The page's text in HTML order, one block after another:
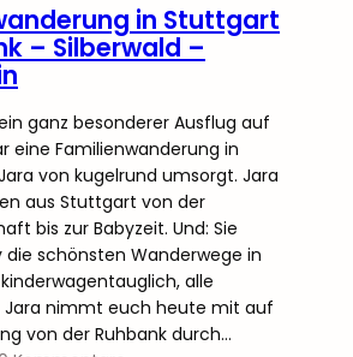
in Stuttgart
– Silberwald –
ganz besonderer Ausflug auf
eine Familienwanderung in
von kugelrund umsorgt. Jara
aus Stuttgart von der
bis zur Babyzeit. Und: Sie
schönsten Wanderwege in
alle
Jara nimmt euch heute mit auf
von der Ruhbank durch…